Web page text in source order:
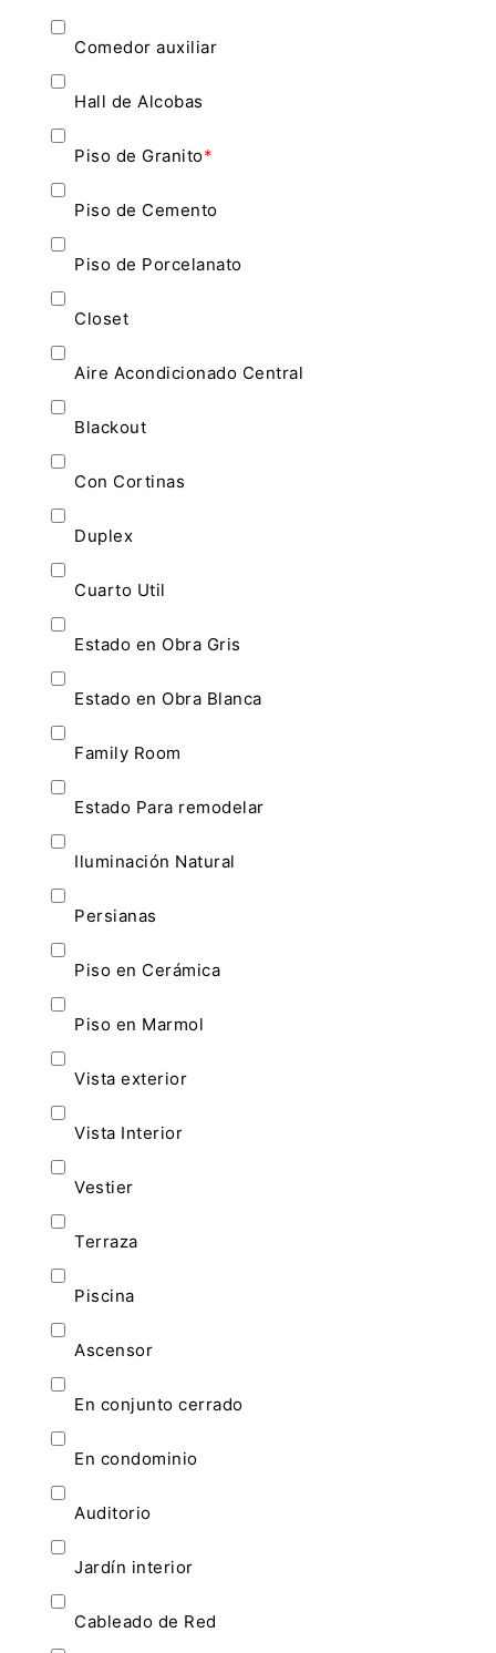
Comedor auxiliar
Hall de Alcobas
Piso de Granito*
Piso de Cemento
Piso de Porcelanato
Closet
Aire Acondicionado Central
Blackout
Con Cortinas
Duplex
Cuarto Util
Estado en Obra Gris
Estado en Obra Blanca
Family Room
Estado Para remodelar
Iluminación Natural
Persianas
Piso en Cerámica
Piso en Marmol
Vista exterior
Vista Interior
Vestier
Terraza
Piscina
Ascensor
En conjunto cerrado
En condominio
Auditorio
Jardín interior
Cableado de Red